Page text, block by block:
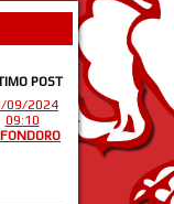
POST
09/2024
09:10